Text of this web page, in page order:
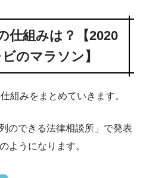
仕組みは？【2020
のマラソン】
組みをまとめていきます。
のできる法律相談所」で発表
ようになります。